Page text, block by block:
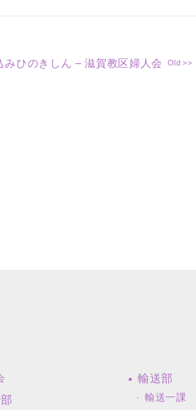
みひのきしん – 滋賀教区婦人会
輸送部
輸送一課